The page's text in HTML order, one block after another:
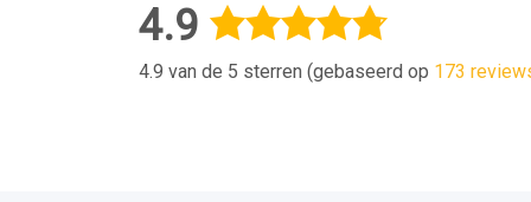
4.9
4.9 van de 5 sterren (gebaseerd op 173